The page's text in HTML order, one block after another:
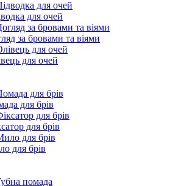
для очей
за бровами та віями
для очей
для брів
для брів
для брів